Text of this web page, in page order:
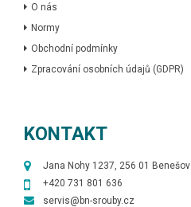
O nás
Normy
Obchodní podmínky
Zpracování osobních údajů (GDPR)
KONTAKT
Jana Nohy 1237, 256 01 Benešov
+420 731 801 636
servis@bn-srouby.cz